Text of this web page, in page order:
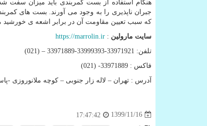
هنگام استفاده از بست کمربندی باید میزان سفت
جبران ناپذیری را به وجود می آورند. بست های
که سبب تعیین مقاومت آن در برابر اشعه ی
سایت مارولین :
https://marrolin.ir
تلفن: 33971921-33999393-33971889 – (021)
فاکس : 33971889- (021)
آدرس : تهران – لاله زار جنوبی – کوچه ملانوروزی -
1399/11/16
17:47:42